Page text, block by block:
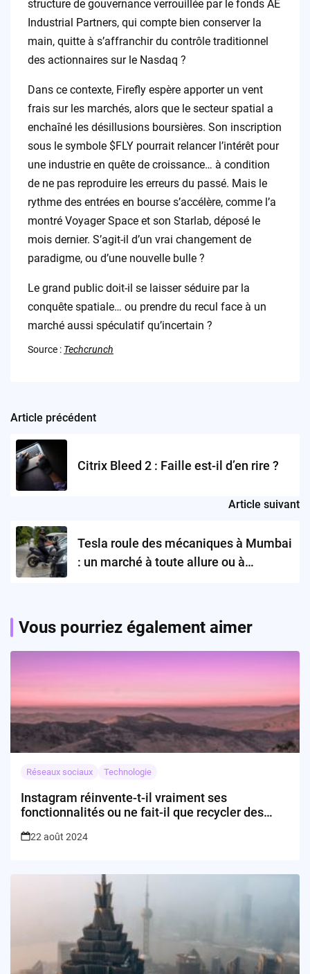
structure de gouvernance verrouillée par le fonds AE
Industrial Partners, qui compte bien conserver la
main, quitte à s’affranchir du contrôle traditionnel
des actionnaires sur le Nasdaq ?
Dans ce contexte, Firefly espère apporter un vent
frais sur les marchés, alors que le secteur spatial a
enchaîné les désillusions boursières. Son inscription
sous le symbole $FLY pourrait relancer l’intérêt pour
une industrie en quête de croissance… à condition
de ne pas reproduire les erreurs du passé. Mais le
rythme des entrées en bourse s’accélère, comme l’a
montré Voyager Space et son Starlab, déposé le
mois dernier. S’agit-il d’un vrai changement de
paradigme, ou d’une nouvelle bulle ?
Le grand public doit-il se laisser séduire par la
conquête spatiale… ou prendre du recul face à un
marché aussi spéculatif qu’incertain ?
Source : Techcrunch
Post
navigation
Article précédent
Citrix Bleed 2 : Faille est-il d’en rire ?
Article suivant
Tesla roule des mécaniques à Mumbai
: un marché à toute allure ou à
Vous pourriez également aimer
Réseaux sociaux Technologie
Instagram réinvente-t-il vraiment ses
fonctionnalités ou ne fait-il que recycler des
22 août 2024